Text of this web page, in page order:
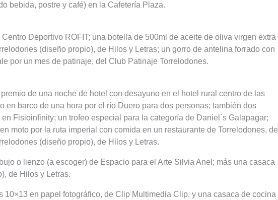
bebida, postre y café) en la Cafetería Plaza.
Deportivo ROFIT; una botella de 500ml de aceite de oliva virgen extra
(diseño propio), de Hilos y Letras; un gorro de antelina forrado con
por un mes de patinaje, del Club Patinaje Torrelodones.
de una noche de hotel con desayuno en el hotel rural centro de las
barco de una hora por el río Duero para dos personas; también dos
Fisioinfinity; un trofeo especial para la categoría de Daniel´s Galapagar;
moto por la ruta imperial con comida en un restaurante de Torrelodones, de
(diseño propio), de Hilos y Letras.
o lienzo (a escoger) de Espacio para el Arte Silvia Anel; más una casaca
de Hilos y Letras.
en papel fotográfico, de Clip Multimedia Clip, y una casaca de cocina